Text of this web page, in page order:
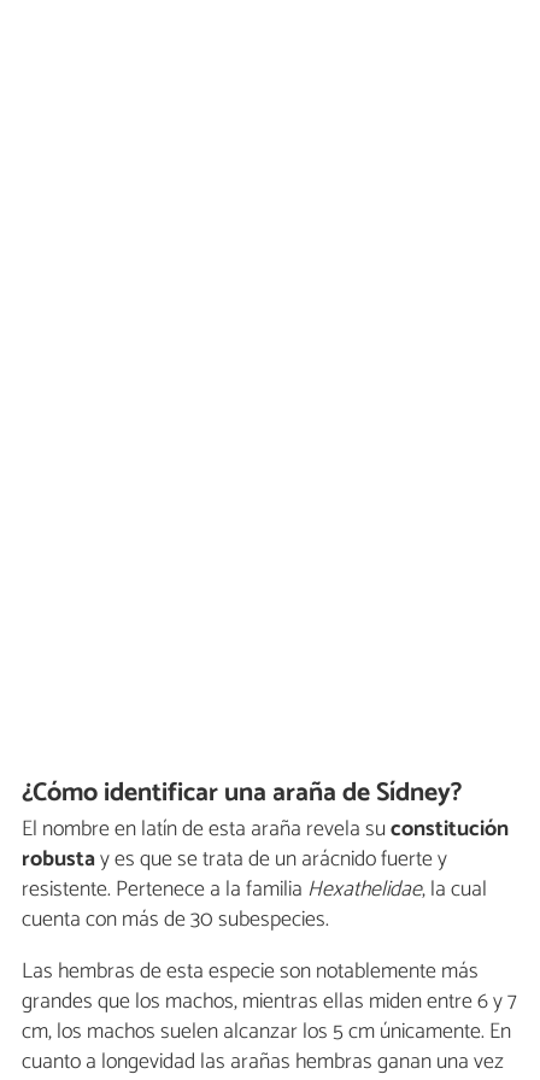
¿Cómo identificar una araña de Sídney?
El nombre en latín de esta araña revela suconstitución
robustay es que se trata de un arácnido fuerte y
resistente. Pertenece a la familia Hexathelidae, la cual
cuenta con más de 30 subespecies.
Las hembras de esta especie son notablemente más
grandes que los machos, mientras ellas miden entre 6 y 7
cm, los machos suelen alcanzar los 5 cm únicamente. En
cuanto a longevidad las arañas hembras ganan una vez